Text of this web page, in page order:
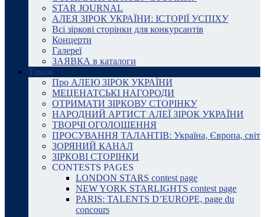
STAR JOURNAL
АЛЕЯ ЗІРОК УКРАЇНИ: ІСТОРІЇ УСПІХУ
Всі зіркові сторінки для конкурсантів
Концерти
Галереї
ЗАЯВКА в каталоги
Також
Про АЛЕЮ ЗІРОК УКРАЇНИ
МЕЦЕНАТСЬКІ НАГОРОДИ
ОТРИМАТИ ЗІРКОВУ СТОРІНКУ
НАРОДНИЙ АРТИСТ АЛЕЇ ЗІРОК УКРАЇНИ
ТВОРЧІ ОГОЛОШЕННЯ
ПРОСУВАННЯ ТАЛАНТІВ: Україна, Європа, світ
ЗОРЯНИЙ КАНАЛ
ЗІРКОВІ СТОРІНКИ
CONTESTS PAGES
LONDON STARS contest page
NEW YORK STARLIGHTS contest page
PARIS: TALENTS D’EUROPE, page du
concours